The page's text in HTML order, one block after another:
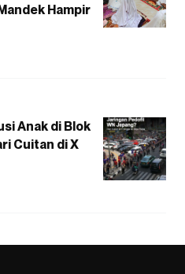
Hampir
Anak di Blok
Cuitan di X